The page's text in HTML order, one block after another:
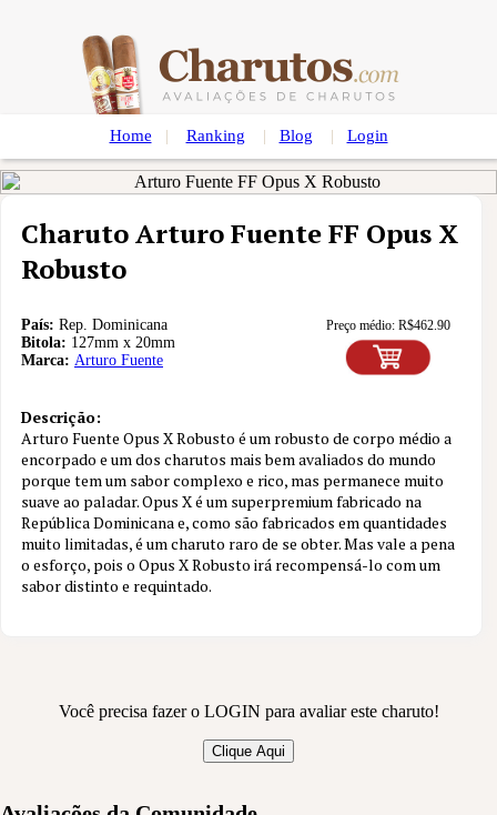
Home | Ranking | Blog | Login
Nota
9.9
3 aval.
Charuto Arturo Fuente FF Opus X
Robusto
País: Rep. Dominicana
Bitola: 127mm x 20mm
Marca: Arturo Fuente
Preço médio: R$462.90
Descrição:
Arturo Fuente Opus X Robusto é um robusto de corpo médio a
encorpado e um dos charutos mais bem avaliados do mundo
porque tem um sabor complexo e rico, mas permanece muito
suave ao paladar. Opus X é um superpremium fabricado na
República Dominicana e, como são fabricados em quantidades
muito limitadas, é um charuto raro de se obter. Mas vale a pena
o esforço, pois o Opus X Robusto irá recompensá-lo com um
sabor distinto e requintado.
Você precisa fazer o LOGIN para avaliar este charuto!
Clique Aqui